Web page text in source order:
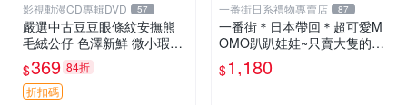
影視動漫CD專輯DVD 57
嚴選中古豆豆眼條紋安撫熊
毛絨公仔 色澤新鮮 微小瑕疵
可收藏 中古 安撫熊 條紋公仔
$369 84折
折扣碼
一番街日系禮物專賣店 87
一番街＊日本帶回＊超可愛M
OMO趴趴娃娃~只賣大隻的1
號~單隻價～生日禮物
$1,180